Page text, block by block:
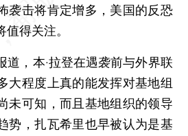
袭击将肯定增多，美国的反恐
得关注。
，本·拉登在遇袭前与外界联
大程度上真的能发挥对基地组
未可知，而且基地组织的领导
势，扎瓦希里也早被认为是基